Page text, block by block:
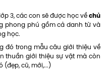
3, các con sẽ được học vềchủ
phong phú gồm cả danh từ và
học.
đó trong mẫu câu giới thiệu về
thuần giới thiệu sự vật mà còn
cũ, mới,...)